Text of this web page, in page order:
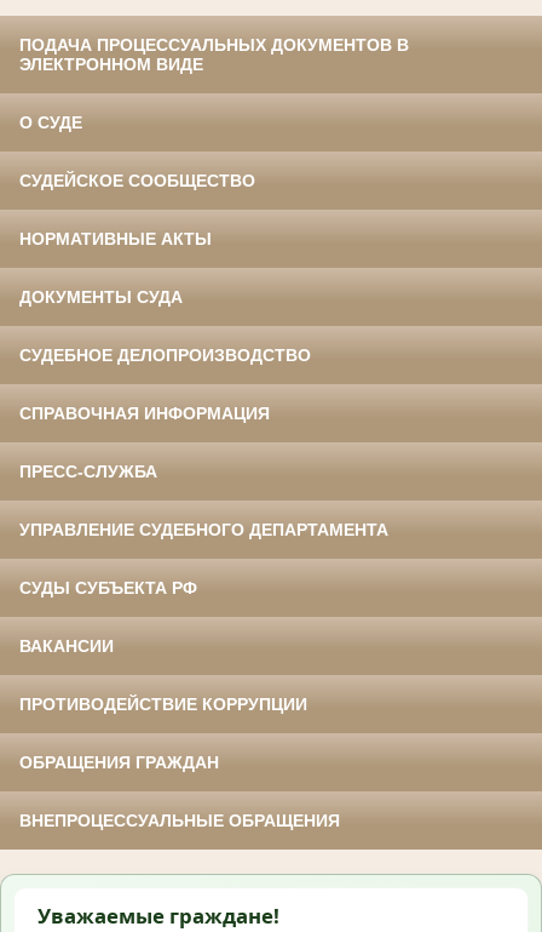
ПОДАЧА ПРОЦЕССУАЛЬНЫХ ДОКУМЕНТОВ В
ЭЛЕКТРОННОМ ВИДЕ
О СУДЕ
СУДЕЙСКОЕ СООБЩЕСТВО
НОРМАТИВНЫЕ АКТЫ
ДОКУМЕНТЫ СУДА
СУДЕБНОЕ ДЕЛОПРОИЗВОДСТВО
СПРАВОЧНАЯ ИНФОРМАЦИЯ
ПРЕСС-СЛУЖБА
УПРАВЛЕНИЕ СУДЕБНОГО ДЕПАРТАМЕНТА
СУДЫ СУБЪЕКТА РФ
ВАКАНСИИ
ПРОТИВОДЕЙСТВИЕ КОРРУПЦИИ
ОБРАЩЕНИЯ ГРАЖДАН
ВНЕПРОЦЕССУАЛЬНЫЕ ОБРАЩЕНИЯ
Уважаемые граждане!